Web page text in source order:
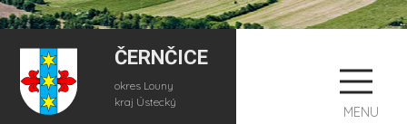
ČERNČICE
okres Louny
kraj Ústecký
MENU